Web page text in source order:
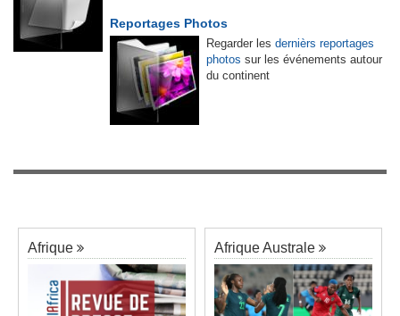
Reportages Photos
Regarder les dernièrs reportages
photos sur les événements autour
du continent
Afrique Afrique Australe